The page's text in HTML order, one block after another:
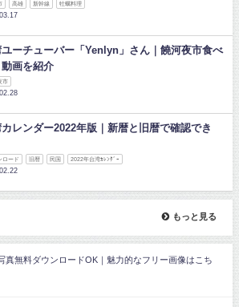
高雄 新幹線 牡蠣料理
ユーチューバー「Yenlyn」さん｜饒河夜市食べ
画を紹介
市
カレンダー2022年版｜新暦と旧暦で確認でき
ロード 旧暦 民国 2022年台湾ｶﾚﾝﾀﾞｰ
もっと見る
真無料ダウンロードOK｜魅力的なフリー画像はこち